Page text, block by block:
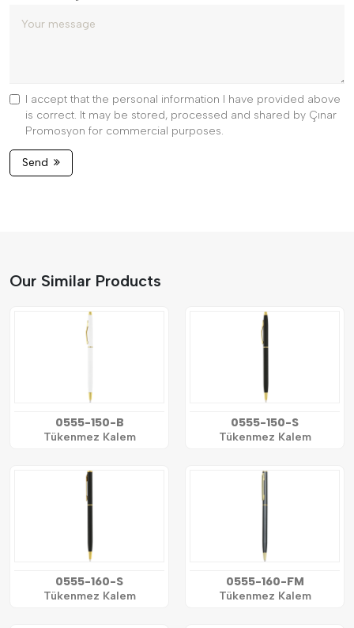
I accept that the personal information I have provided above
is correct. It may be stored, processed and shared by Çınar
Promosyon for commercial purposes.
Send
Our Similar Products
0555-150-B
Tükenmez Kalem
0555-150-S
Tükenmez Kalem
0555-160-S
Tükenmez Kalem
0555-160-FM
Tükenmez Kalem